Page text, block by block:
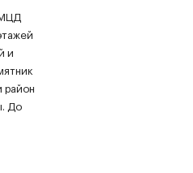
МЦД
и
район
До